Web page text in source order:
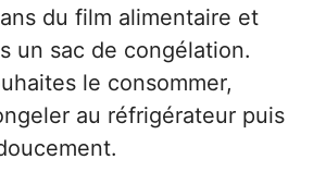
du film alimentaire et
un sac de congélation.
le consommer,
au réfrigérateur puis